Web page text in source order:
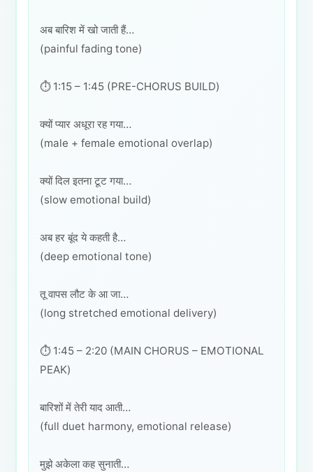
अब बारिश में खो जाती हैं…
(painful fading tone)
⏱️ 1:15 – 1:45 (PRE-CHORUS BUILD)
क्यों प्यार अधूरा रह गया…
(male + female emotional overlap)
क्यों दिल इतना टूट गया…
(slow emotional build)
अब हर बूंद ये कहती है…
(deep emotional tone)
तू वापस लौट के आ जा…
(long stretched emotional delivery)
⏱️ 1:45 – 2:20 (MAIN CHORUS – EMOTIONAL
PEAK)
बारिशों में तेरी याद आती…
(full duet harmony, emotional release)
मुझे अकेला कह सुनाती…